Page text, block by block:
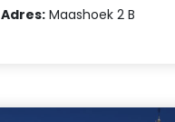
Adres: Maashoek 2 B